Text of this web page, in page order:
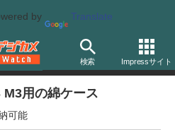
by Translate
検索 Impressサイト
用の綿ケース
可能